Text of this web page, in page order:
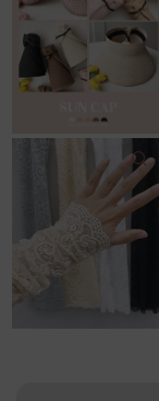
11,800원
13,500원